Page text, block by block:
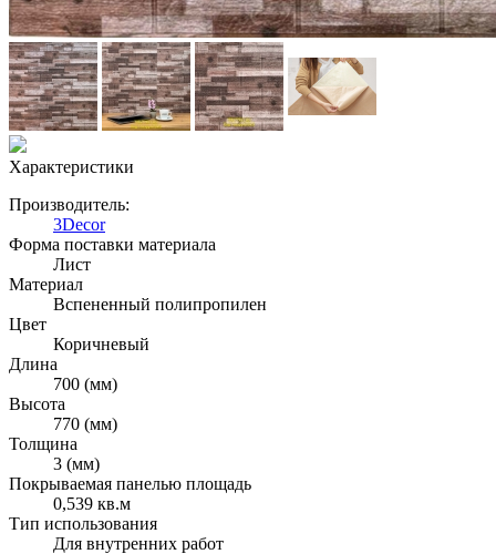
Характеристики
Производитель:
3Decor
Форма поставки материала
Лист
Материал
Вспененный полипропилен
Цвет
Коричневый
Длина
700 (мм)
Высота
770 (мм)
Толщина
3 (мм)
Покрываемая панелью площадь
0,539 кв.м
Тип использования
Для внутренних работ